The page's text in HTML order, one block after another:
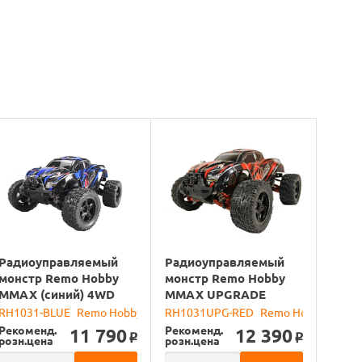
Радиоуправляемый
монстр Remo Hobby
MMAX (синий) 4WD
2.4G 1/10 RTR
RH1031-BLUE Remo Hobby
Рекоменд.
розн.цена 11 790o
Радиоуправляемый
монстр Remo Hobby
MMAX UPGRADE
(красный) 4WD 2.4G
1/10 RTR
RH1031UPG-RED Remo Hobby
Рекоменд.
розн.цена 12 390 o